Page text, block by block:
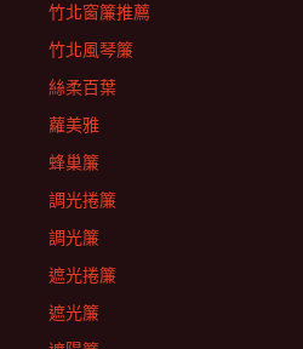
竹北窗簾推薦
竹北風琴簾
絲柔百葉
蘿美雅
蜂巢簾
調光捲簾
調光簾
遮光捲簾
遮光簾